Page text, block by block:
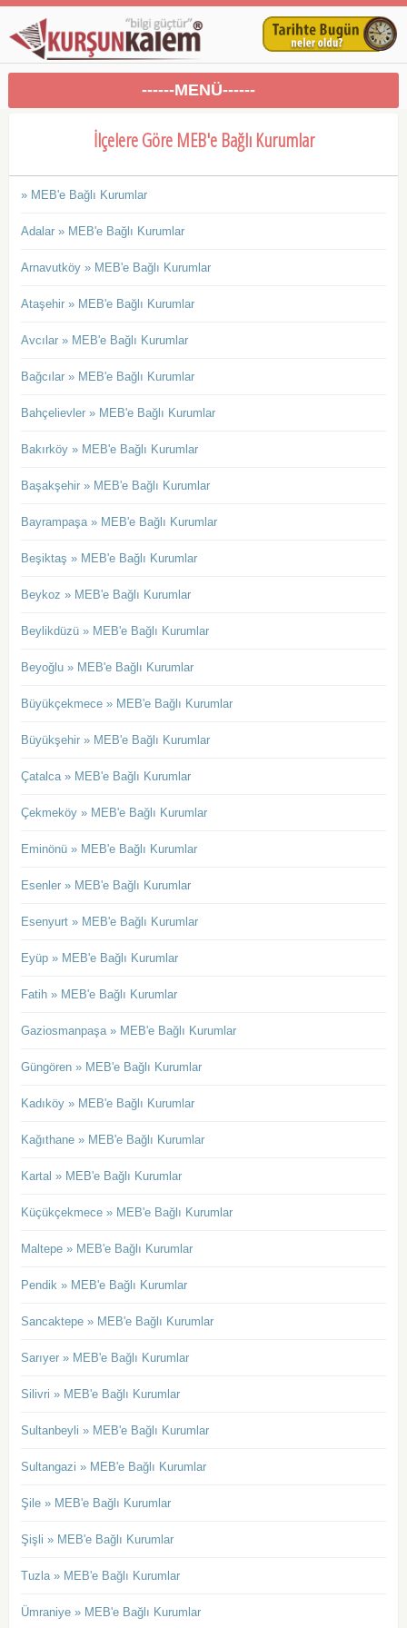
------MENÜ------
İlçelere Göre MEB'e Bağlı Kurumlar
» MEB'e Bağlı Kurumlar
Adalar » MEB'e Bağlı Kurumlar
Arnavutköy » MEB'e Bağlı Kurumlar
Ataşehir » MEB'e Bağlı Kurumlar
Avcılar » MEB'e Bağlı Kurumlar
Bağcılar » MEB'e Bağlı Kurumlar
Bahçelievler » MEB'e Bağlı Kurumlar
Bakırköy » MEB'e Bağlı Kurumlar
Başakşehir » MEB'e Bağlı Kurumlar
Bayrampaşa » MEB'e Bağlı Kurumlar
Beşiktaş » MEB'e Bağlı Kurumlar
Beykoz » MEB'e Bağlı Kurumlar
Beylikdüzü » MEB'e Bağlı Kurumlar
Beyoğlu » MEB'e Bağlı Kurumlar
Büyükçekmece » MEB'e Bağlı Kurumlar
Büyükşehir » MEB'e Bağlı Kurumlar
Çatalca » MEB'e Bağlı Kurumlar
Çekmeköy » MEB'e Bağlı Kurumlar
Eminönü » MEB'e Bağlı Kurumlar
Esenler » MEB'e Bağlı Kurumlar
Esenyurt » MEB'e Bağlı Kurumlar
Eyüp » MEB'e Bağlı Kurumlar
Fatih » MEB'e Bağlı Kurumlar
Gaziosmanpaşa » MEB'e Bağlı Kurumlar
Güngören » MEB'e Bağlı Kurumlar
Kadıköy » MEB'e Bağlı Kurumlar
Kağıthane » MEB'e Bağlı Kurumlar
Kartal » MEB'e Bağlı Kurumlar
Küçükçekmece » MEB'e Bağlı Kurumlar
Maltepe » MEB'e Bağlı Kurumlar
Pendik » MEB'e Bağlı Kurumlar
Sancaktepe » MEB'e Bağlı Kurumlar
Sarıyer » MEB'e Bağlı Kurumlar
Silivri » MEB'e Bağlı Kurumlar
Sultanbeyli » MEB'e Bağlı Kurumlar
Sultangazi » MEB'e Bağlı Kurumlar
Şile » MEB'e Bağlı Kurumlar
Şişli » MEB'e Bağlı Kurumlar
Tuzla » MEB'e Bağlı Kurumlar
Ümraniye » MEB'e Bağlı Kurumlar